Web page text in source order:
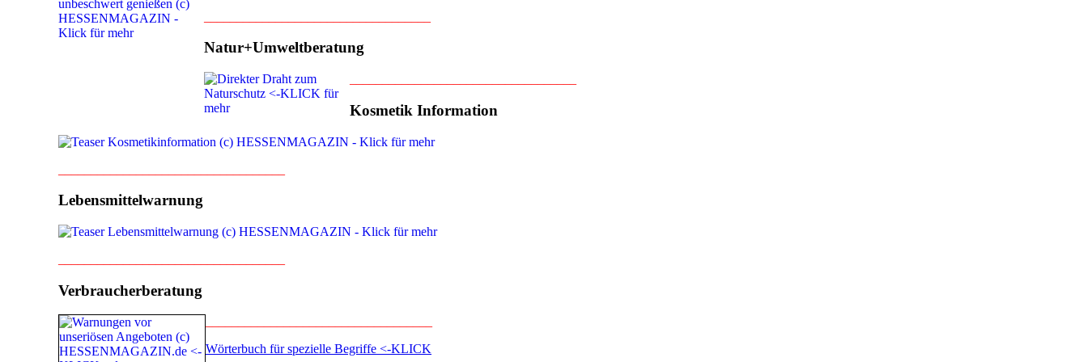
Natur+Umweltberatung
Kosmetik Information
Lebensmittelwarnung
Verbraucherberatung
Wörterbuch für spezielle Begriffe <-KLICK